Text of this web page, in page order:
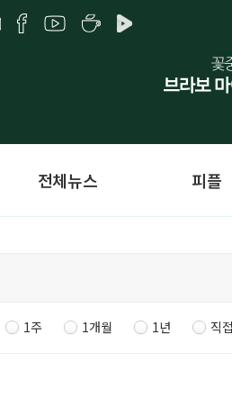
전체뉴스 피플
1주 1개월 1년 직